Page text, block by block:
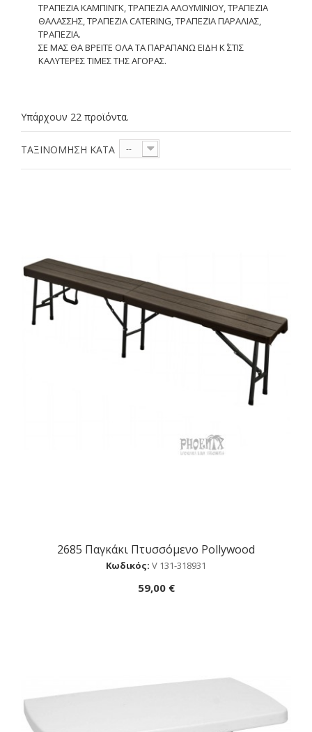
ΤΡΑΠΕΖΙΑ ΚΑΜΠΙΝΓΚ, ΤΡΑΠΕΖΙΑ ΑΛΟΥΜΙΝΙΟΥ, ΤΡΑΠΕΖΙΑ
ΘΑΛΑΣΣΗΣ, ΤΡΑΠΕΖΙΑ CATERING, ΤΡΑΠΕΖΙΑ ΠΑΡΑΛΙΑΣ,
ΤΡΑΠΕΖΙΑ.
ΣΕ ΜΑΣ ΘΑ ΒΡΕΙΤΕ ΟΛΑ ΤΑ ΠΑΡΑΠΑΝΩ ΕΙΔΗ Κ΄ ΣΤΙΣ
ΚΑΛΥΤΕΡΕΣ ΤΙΜΕΣ ΤΗΣ ΑΓΟΡΑΣ.
Υπάρχουν 22 προϊόντα.
ΤΑΞΙΝΌΜΗΣΗ ΚΑΤΆ --
Αγορά
2685 Παγκάκι Πτυσσόμενο Pollywood
Κωδικός: V 131-318931
59,00 €